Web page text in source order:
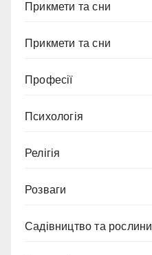
Прикмети та сни
Прикмети та сни
Професії
Психологія
Релігія
Розваги
Садівництво та рослини